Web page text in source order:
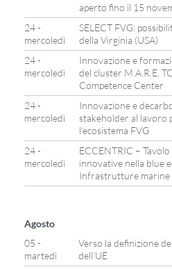
aperto fino il 15
24 -
mercoledì
SELECT FVG:
della Virginia (USA)
24 -
mercoledì
Innovazione e
del cluster M.A.R.E.
Competence Center
24 -
mercoledì
Innovazione e
stakeholder al lavoro
l’ecosistema FVG
24 -
mercoledì
ECCENTRIC –
innovative nella blue
Infrastrutture marine
Agosto
05 -
martedì
Verso la definizione
dell’UE